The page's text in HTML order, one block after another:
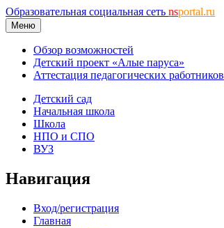
Образовательная социальная сеть nsportal.ru
Меню
Обзор возможностей
Детский проект «Алые паруса»
Аттестация педагогических работников
Детский сад
Начальная школа
Школа
НПО и СПО
ВУЗ
Навигация
Вход/регистрация
Главная